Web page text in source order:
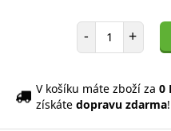
- Počet položek
+
V košíku máte zboží za 0
získáte dopravu zdarma!